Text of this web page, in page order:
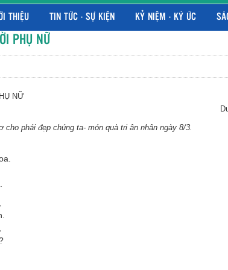
THIỆU TIN TỨC - SỰ KIỆN KỶ NIỆM - KÝ ỨC
PHỤ NỮ
NỮ
Dumitru
cho phái đẹp chúng ta- món quà tri ân nhân ngày 8/3.